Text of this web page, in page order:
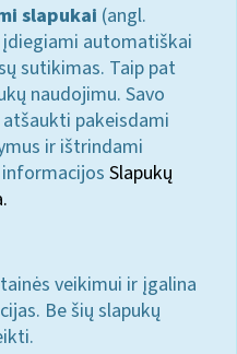
slapukai (angl.
automatiškai
sutikimas. Taip pat
naudojimu. Savo
pakeisdami
ir ištrindami
Slapukų
veikimui ir įgalina
Be šių slapukų